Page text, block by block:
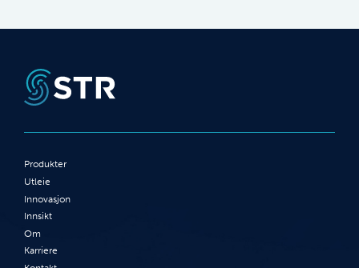
Produkter
Utleie
Innovasjon
Innsikt
Om
Karriere